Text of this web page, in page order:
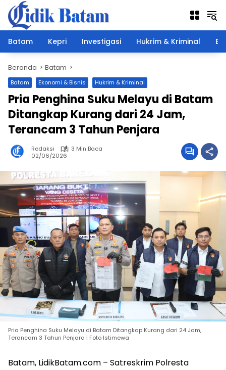
Langsung
konten
Batam
Kepri Investigasi Hukrim & Kriminal
Beranda Batam
Batam Ekonomi & Bisnis Hukrim & Kriminal
Pria Penghina Suku Melayu di Batam
Ditangkap Kurang dari 24 Jam,
Terancam 3 Tahun Penjara
Redaksi
3 Min Baca
02/06/2026
Pria Penghina Suku Melayu di Batam Ditangkap Kurang dari 24 Jam,
Terancam 3 Tahun Penjara | Foto Istimewa
Batam, LidikBatam.com – Satreskrim Polresta